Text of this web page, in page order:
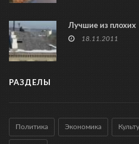
Лучшие из плохих
18.11.2011
РАЗДЕЛЫ
Политика Экономика